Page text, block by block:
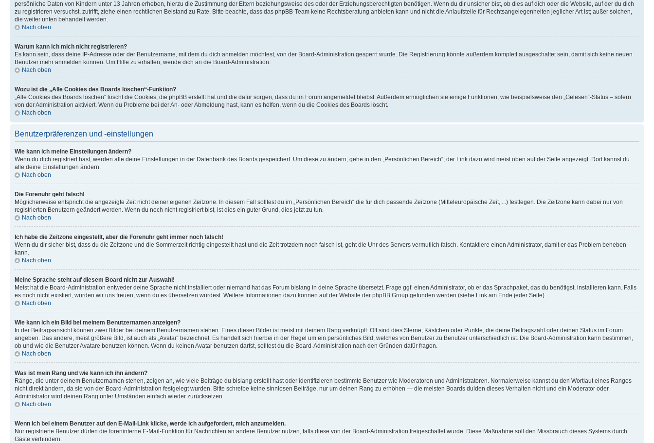
persönliche Daten von Kindern unter 13 Jahren erheben, hierzu die Zustimmung der Eltern beziehungsweise des oder der Erziehungsberechtigten benötigen. Wenn du dir unsicher bist, ob dies auf dich oder die Website, auf der du dich
zu registrieren versuchst, zutrifft, ziehe einen rechtlichen Beistand zu Rate. Bitte beachte, dass das phpBB-Team keine Rechtsberatung anbieten kann und nicht die Anlaufstelle für Rechtsangelegenheiten jeglicher Art ist; außer solchen,
die weiter unten behandelt werden.
Nach oben
Warum kann ich mich nicht registrieren?
Es kann sein, dass deine IP-Adresse oder der Benutzername, mit dem du dich anmelden möchtest, von der Board-Administration gesperrt wurde. Die Registrierung könnte außerdem komplett ausgeschaltet sein, damit sich keine neuen
Benutzer mehr anmelden können. Um Hilfe zu erhalten, wende dich an die Board-Administration.
Nach oben
Wozu ist die „Alle Cookies des Boards löschen“-Funktion?
„Alle Cookies des Boards löschen“ löscht die Cookies, die phpBB erstellt hat und die dafür sorgen, dass du im Forum angemeldet bleibst. Außerdem ermöglichen sie einige Funktionen, wie beispielsweise den „Gelesen“-Status – sofern
von der Administration aktiviert. Wenn du Probleme bei der An- oder Abmeldung hast, kann es helfen, wenn du die Cookies des Boards löscht.
Nach oben
Benutzerpräferenzen und -einstellungen
Wie kann ich meine Einstellungen ändern?
Wenn du dich registriert hast, werden alle deine Einstellungen in der Datenbank des Boards gespeichert. Um diese zu ändern, gehe in den „Persönlichen Bereich“; der Link dazu wird meist oben auf der Seite angezeigt. Dort kannst du
alle deine Einstellungen ändern.
Nach oben
Die Forenuhr geht falsch!
Möglicherweise entspricht die angezeigte Zeit nicht deiner eigenen Zeitzone. In diesem Fall solltest du im „Persönlichen Bereich“ die für dich passende Zeitzone (Mitteleuropäische Zeit, ...) festlegen. Die Zeitzone kann dabei nur von
registrierten Benutzern geändert werden. Wenn du noch nicht registriert bist, ist dies ein guter Grund, dies jetzt zu tun.
Nach oben
Ich habe die Zeitzone eingestellt, aber die Forenuhr geht immer noch falsch!
Wenn du dir sicher bist, dass du die Zeitzone und die Sommerzeit richtig eingestellt hast und die Zeit trotzdem noch falsch ist, geht die Uhr des Servers vermutlich falsch. Kontaktiere einen Administrator, damit er das Problem beheben
kann.
Nach oben
Meine Sprache steht auf diesem Board nicht zur Auswahl!
Meist hat die Board-Administration entweder deine Sprache nicht installiert oder niemand hat das Forum bislang in deine Sprache übersetzt. Frage ggf. einen Administrator, ob er das Sprachpaket, das du benötigst, installieren kann. Falls
es noch nicht existiert, würden wir uns freuen, wenn du es übersetzen würdest. Weitere Informationen dazu können auf der Website der phpBB Group gefunden werden (siehe Link am Ende jeder Seite).
Nach oben
Wie kann ich ein Bild bei meinem Benutzernamen anzeigen?
In der Beitragsansicht können zwei Bilder bei deinem Benutzernamen stehen. Eines dieser Bilder ist meist mit deinem Rang verknüpft: Oft sind dies Sterne, Kästchen oder Punkte, die deine Beitragszahl oder deinen Status im Forum
angeben. Das andere, meist größere Bild, ist auch als „Avatar“ bezeichnet. Es handelt sich hierbei in der Regel um ein persönliches Bild, welches von Benutzer zu Benutzer unterschiedlich ist. Die Board-Administration kann bestimmen,
ob und wie die Benutzer Avatare benutzen können. Wenn du keinen Avatar benutzen darfst, solltest du die Board-Administration nach den Gründen dafür fragen.
Nach oben
Was ist mein Rang und wie kann ich ihn ändern?
Ränge, die unter deinem Benutzernamen stehen, zeigen an, wie viele Beiträge du bislang erstellt hast oder identifizieren bestimmte Benutzer wie Moderatoren und Administratoren. Normalerweise kannst du den Wortlaut eines Ranges
nicht direkt ändern, da sie von der Board-Administration festgelegt wurden. Bitte schreibe keine sinnlosen Beiträge, nur um deinen Rang zu erhöhen — die meisten Boards dulden dieses Verhalten nicht und ein Moderator oder
Administrator wird deinen Rang unter Umständen einfach wieder zurücksetzen.
Nach oben
Wenn ich bei einem Benutzer auf den E-Mail-Link klicke, werde ich aufgefordert, mich anzumelden.
Nur registrierte Benutzer dürfen die foreninterne E-Mail-Funktion für Nachrichten an andere Benutzer nutzen, falls diese von der Board-Administration freigeschaltet wurde. Diese Maßnahme soll den Missbrauch dieses Systems durch
Gäste verhindern.